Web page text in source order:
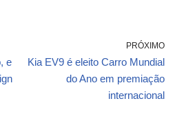
e
PRÓXIMO
Kia EV9 é eleito Carro Mundial
do Ano em premiação
internacional